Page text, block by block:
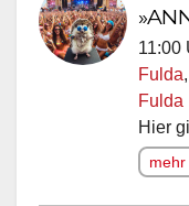
11:00
Fulda,
Fulda
Hier